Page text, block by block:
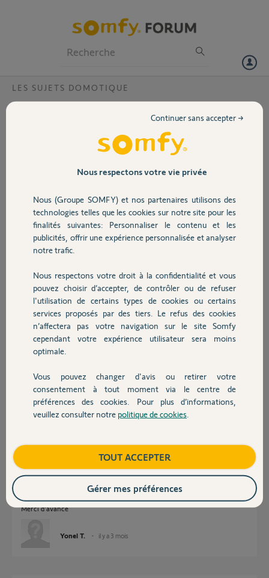
Volet
Sécurité
Domotique
Chauffage
Autres produits
Devis avec un pro
Contact
LES SUJETS DOMOTIQUE
2 ponts HUE reliés a la Switch ?
j'ai 2 ponts HUE que je souhaite ajouter à la Switch, le premier s'est
passé sans souci, par contre, je n'ai pas la possibilté d'ajouter le
deuxième. existe-t-il un moyen d'y arriver ? ou dois-je acheter le
pont HUE PRO ? si oui, est-ce compatible avec la Switch?
yonel T.
Participer au fil de discussion
Réponses
Bonjour
Ci joint la liste de compatibilité
Je souhaiterais avoir une réponse plus précise à ma question
Merci d'avance
Yonel T. il y a 3 mois
Nous respectons votre vie privée
Nous (Groupe SOMFY) et nos partenaires utilisons des
technologies telles que les cookies sur notre site pour les
finalités suivantes: Personnaliser le contenu et les
publicités, offrir une expérience personnalisée et analyser
notre trafic.
Nous respectons votre droit à la confidentialité et vous
pouvez choisir d’accepter, de contrôler ou de refuser
l'utilisation de certains types de cookies ou certains
services proposés par des tiers. Le refus des cookies
n’affectera pas votre navigation sur le site Somfy
cependant votre expérience utilisateur sera moins
optimale.
Vous pouvez changer d'avis ou retirer votre
consentement à tout moment via le centre de
préférences des cookies. Pour plus d’informations,
veuillez consulter notre politique de cookies
Continuer sans accepter →
TOUT ACCEPTER
Gérer mes préférences